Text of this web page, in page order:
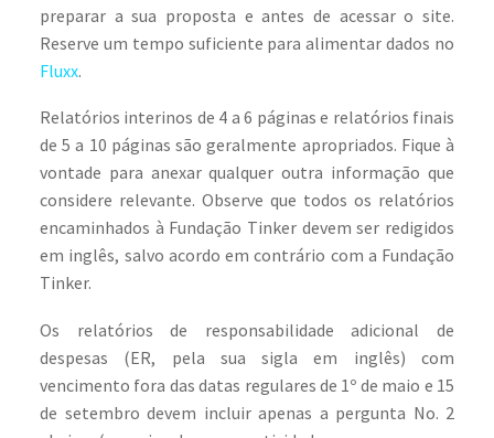
preparar a sua proposta e antes de acessar o site.
Reserve um tempo suficiente para alimentar dados no
Fluxx.
Relatórios interinos de 4 a 6 páginas e relatórios finais
de 5 a 10 páginas são geralmente apropriados. Fique à
vontade para anexar qualquer outra informação que
considere relevante. Observe que todos os relatórios
encaminhados à Fundação Tinker devem ser redigidos
em inglês, salvo acordo em contrário com a Fundação
Tinker.
Os relatórios de responsabilidade adicional de
despesas (ER, pela sua sigla em inglês) com
vencimento fora das datas regulares de 1º de maio e 15
de setembro devem incluir apenas a pergunta No. 2